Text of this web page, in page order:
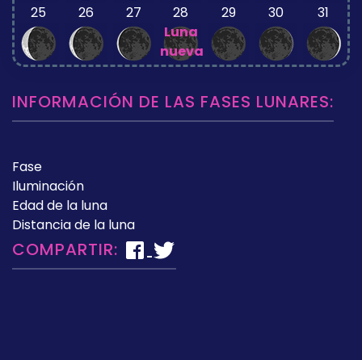
25 26 27
28
Luna
nueva
29 30 31
INFORMACIÓN DE LAS FASES LUNARES:
Fase
Iluminación
Edad de la luna
Distancia de la luna
COMPARTIR: